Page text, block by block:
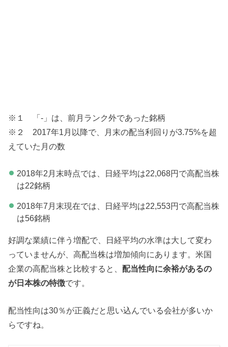
※１ 「-」は、前月ランク外であった銘柄
※２ 2017年1月以降で、月末の配当利回りが3.75%を超
えていた月の数
2018年2月末時点では、日経平均は22,068円で高配当株
は22銘柄
2018年7月末現在では、日経平均は22,553円で高配当株
は56銘柄
好調な業績に伴う増配で、日経平均の水準は大して変わ
っていませんが、高配当株は増加傾向にあります。米国
企業の高配当株と比較すると、配当性向に余裕があるの
が日本株の特徴です。
配当性向は30％が正義だと思い込んでいる会社が多いか
らですね。